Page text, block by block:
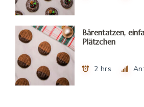
Bärentatzen,
Plätzchen
2 hrs